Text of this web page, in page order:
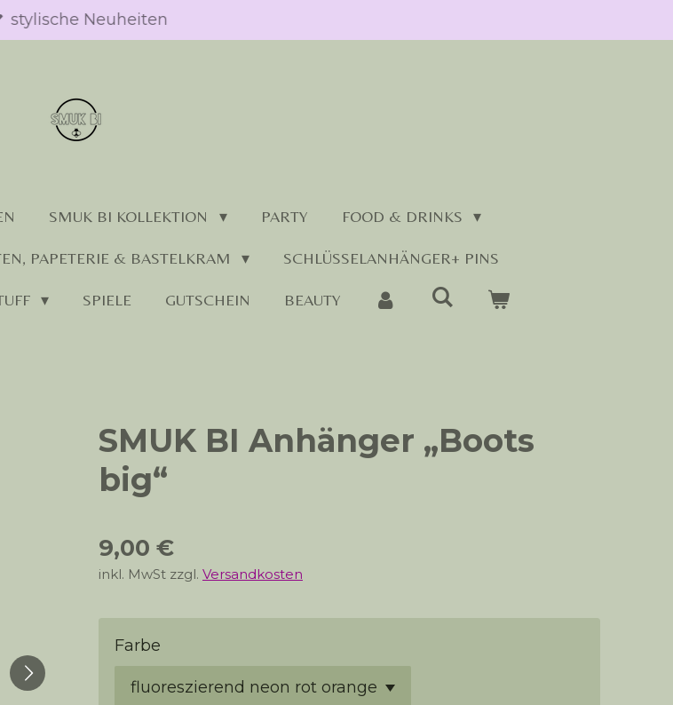
stylische Neuheiten
SMUK BI KOLLEKTION PARTY FOOD & DRINKS
PAPETERIE & BASTELKRAM SCHLÜSSELANHÄNGER+ PINS
SPIELE GUTSCHEIN BEAUTY
SMUK BI Anhänger „Boots
big“
9,00 €
inkl. MwSt zzgl. Versandkosten
Farbe